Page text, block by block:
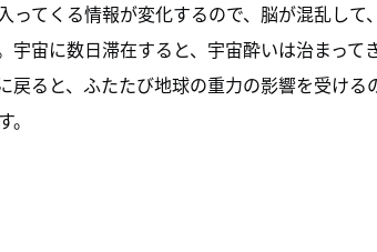
ってくる情報が変化するので、脳が混乱し
宙に数日滞在すると、宇宙酔いは治まって
戻ると、ふたたび地球の重力の影響を受け